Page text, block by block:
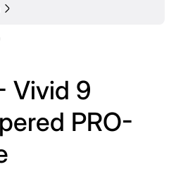
Vivid 9
PRO-